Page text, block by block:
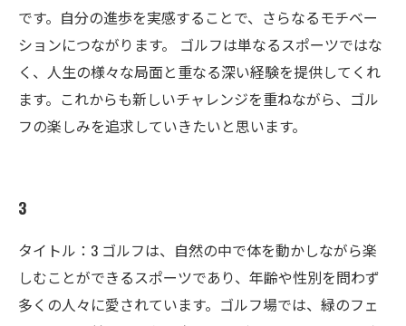
です。自分の進歩を実感することで、さらなるモチベー
ションにつながります。 ゴルフは単なるスポーツではな
く、人生の様々な局面と重なる深い経験を提供してくれ
ます。これからも新しいチャレンジを重ねながら、ゴル
フの楽しみを追求していきたいと思います。
3
タイトル：3 ゴルフは、自然の中で体を動かしながら楽
しむことができるスポーツであり、年齢や性別を問わず
多くの人々に愛されています。ゴルフ場では、緑のフェ